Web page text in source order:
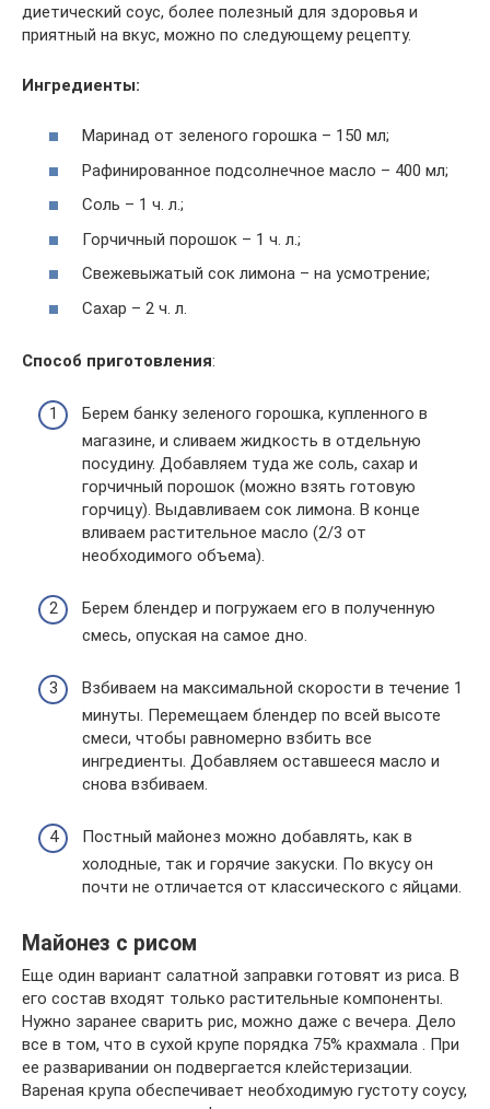
диетический соус, более полезный для здоровья и
приятный на вкус, можно по следующему рецепту.
Ингредиенты:
Маринад от зеленого горошка – 150 мл;
Рафинированное подсолнечное масло – 400 мл;
Соль – 1 ч. л.;
Горчичный порошок – 1 ч. л.;
Свежевыжатый сок лимона – на усмотрение;
Сахар – 2 ч. л.
Способ приготовления:
Берем банку зеленого горошка, купленного в
магазине, и сливаем жидкость в отдельную
посудину. Добавляем туда же соль, сахар и
горчичный порошок (можно взять готовую
горчицу). Выдавливаем сок лимона. В конце
вливаем растительное масло (2/3 от
необходимого объема).
Берем блендер и погружаем его в полученную
смесь, опуская на самое дно.
Взбиваем на максимальной скорости в течение 1
минуты. Перемещаем блендер по всей высоте
смеси, чтобы равномерно взбить все
ингредиенты. Добавляем оставшееся масло и
снова взбиваем.
Постный майонез можно добавлять, как в
холодные, так и горячие закуски. По вкусу он
почти не отличается от классического с яйцами.
Майонез с рисом
Еще один вариант салатной заправки готовят из риса. В
его состав входят только растительные компоненты.
Нужно заранее сварить рис, можно даже с вечера. Дело
все в том, что в сухой крупе порядка 75% крахмала . При
ее разваривании он подвергается клейстеризации.
Вареная крупа обеспечивает необходимую густоту соусу,